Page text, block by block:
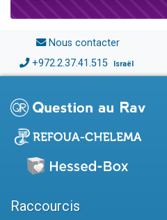
Nous contacter
+972.2.37.41.515 Israël
Raccourcis